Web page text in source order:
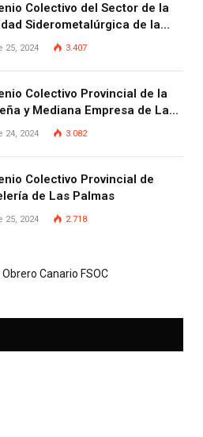
Colectivo del Sector de la
Siderometalúrgica de la
de Las Palmas
25, 2024 3.407
Colectivo Provincial de la
y Mediana Empresa de Las
24, 2024 3.082
Colectivo Provincial de
de Las Palmas
25, 2024 2.718